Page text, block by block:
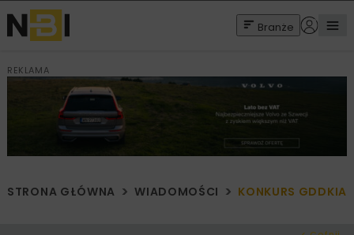
Branże
REKLAMA
STRONA GŁÓWNA WIADOMOŚCI KONKURS GDDKIA